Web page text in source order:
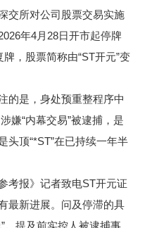
交所对公司股票交易实施
年4月28日开市起停牌
，股票简称由“ST开元”变
的是，身处预重整程序中
嫌“内幕交易”被逮捕，是
头顶“*ST”在已持续一年半
考报》记者致电ST开元证
最新进展。问及停滞的具
。提及前实控人被逮捕事